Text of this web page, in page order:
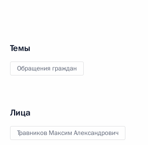
Темы
Обращения граждан
Лица
Травников Максим Александрович